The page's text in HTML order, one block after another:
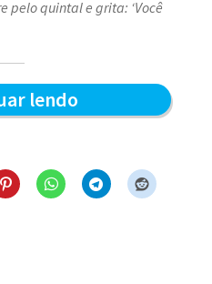
pelo quintal e grita: ‘Você
lendoPega
Blue